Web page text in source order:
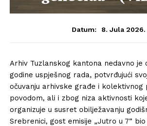
Datum: 8. Jula 2026.
Arhiv Tuzlanskog kantona nedavno je
godine uspješnog rada, potvrđujući
očuvanju arhivske građe i kolektivnog
povodom, ali i zbog niza aktivnosti
organizuje u susret obilježavanju
Srebrenici, gost emisije „Jutro u 7“